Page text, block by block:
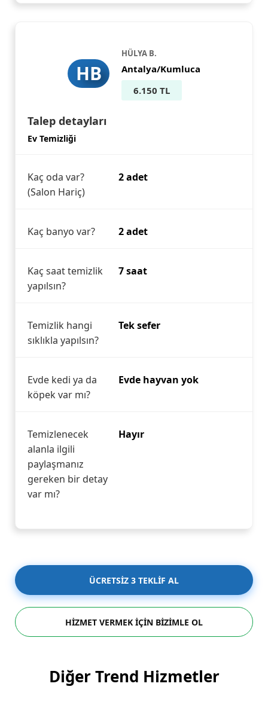
HB
HÜLYA B.
Antalya/Kumluca
6.150 TL
Talep detayları
Ev Temizliği
Kaç oda var?
(Salon Hariç)
2 adet
Kaç banyo var? 2 adet
Kaç saat temizlik
yapılsın?
7 saat
Temizlik hangi
sıklıkla yapılsın?
Tek sefer
Evde kedi ya da
köpek var mı?
Evde hayvan yok
Temizlenecek
alanla ilgili
paylaşmanız
gereken bir detay
var mı?
Hayır
ÜCRETSİZ 3 TEKLİF AL
HİZMET VERMEK İÇİN BİZİMLE OL
Diğer Trend Hizmetler